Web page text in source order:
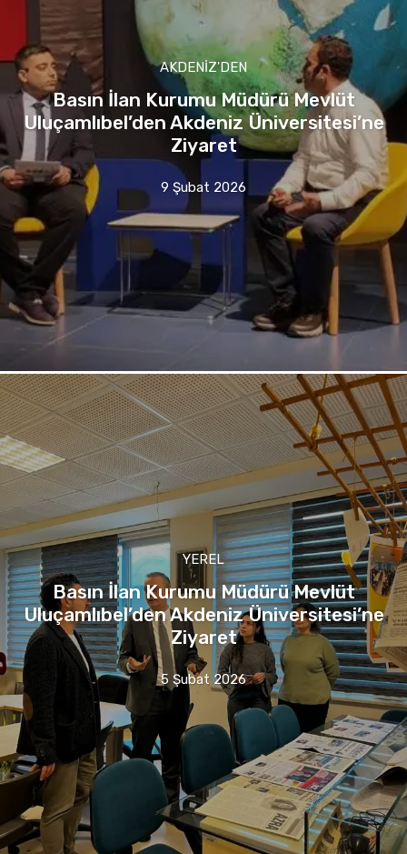
AKDENIZ'DEN
Basın İlan Kurumu Müdürü Mevlüt
Uluçamlıbel’den Akdeniz Üniversitesi’ne
Ziyaret
9 Şubat 2026
YEREL
Basın İlan Kurumu Müdürü Mevlüt
Uluçamlıbel’den Akdeniz Üniversitesi’ne
Ziyaret
5 Şubat 2026